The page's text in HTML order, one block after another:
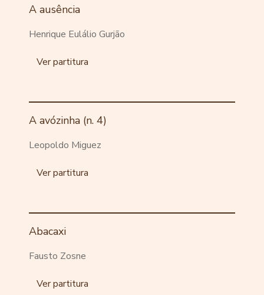
A ausência
Henrique Eulálio Gurjão
Ver partitura
A avózinha (n. 4)
Leopoldo Miguez
Ver partitura
Abacaxi
Fausto Zosne
Ver partitura